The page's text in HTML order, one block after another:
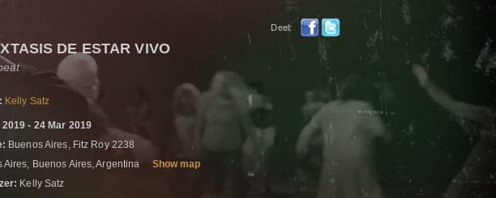
Deel:
DE ESTAR VIVO
Kelly Satz
- 24 Mar 2019
Buenos Aires, Fitz Roy 2238
Aires, Buenos Aires, Argentina
Show map
Kelly Satz